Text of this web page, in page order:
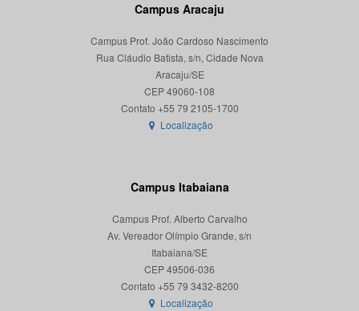
Campus Aracaju
Campus Prof. João Cardoso Nascimento
Rua Cláudio Batista, s/n, Cidade Nova
Aracaju/SE
CEP 49060-108
Localização
Campus Itabaiana
Campus Prof. Alberto Carvalho
Av. Vereador Olímpio Grande, s/n
Itabaiana/SE
CEP 49506-036
Localização